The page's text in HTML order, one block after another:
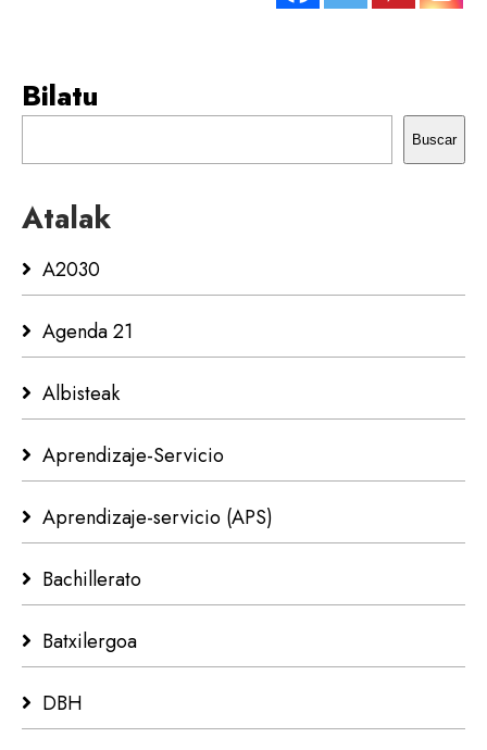
Bilatu
Buscar
Atalak
A2030
Agenda 21
Albisteak
Aprendizaje-Servicio
Aprendizaje-servicio (APS)
Bachillerato
Batxilergoa
DBH